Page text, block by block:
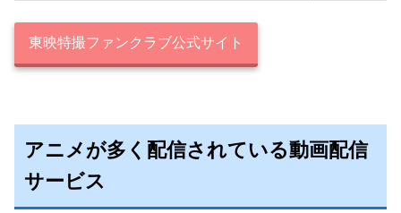
東映特撮ファンクラブ公式サイト
アニメが多く配信されている動画配信
サービス